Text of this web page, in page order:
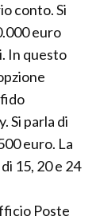
conto. Si
euro
In questo
Si parla di
euro. La
15, 20 e 24
Poste